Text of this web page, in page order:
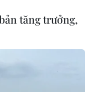
tăng trưởng,